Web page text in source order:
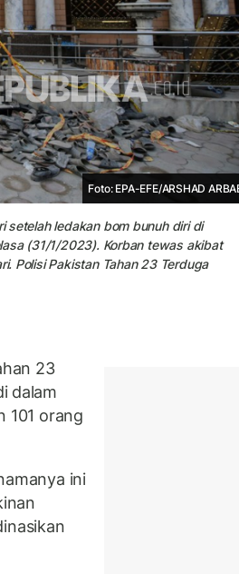
Foto: EPA-EFE/ARSHAD
setelah ledakan bom bunuh diri di
(31/1/2023). Korban tewas akibat
Polisi Pakistan Tahan 23 Terduga
23
dalam
101 orang
ini